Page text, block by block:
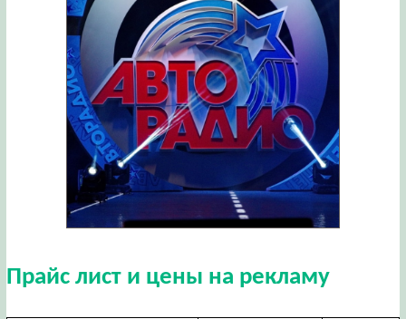
Прайс лист и цены на рекламу